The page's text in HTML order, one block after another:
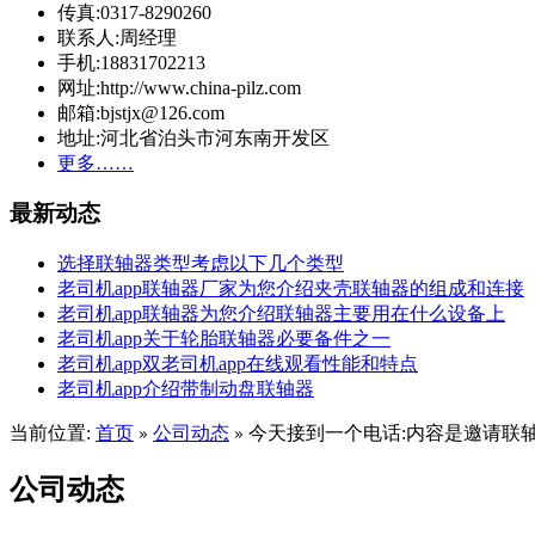
传真:0317-8290260
联系人:周经理
手机:18831702213
网址:http://www.china-pilz.com
邮箱:bjstjx@126.com
地址:河北省泊头市河东南开发区
更多……
最新动态
选择联轴器类型考虑以下几个类型
老司机app联轴器厂家为您介绍夹壳联轴器的组成和连接
老司机app联轴器为您介绍联轴器主要用在什么设备上
老司机app关于轮胎联轴器必要备件之一
老司机app双老司机app在线观看性能和特点
老司机app介绍带制动盘联轴器
当前位置: 首页 » 公司动态 » 今天接到一个电话:内容是邀请联
公司动态